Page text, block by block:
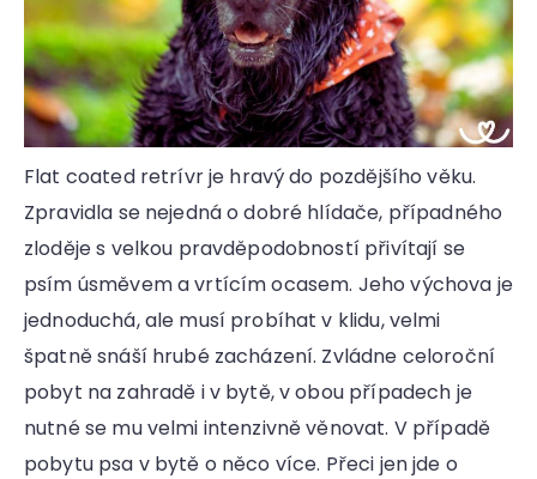
Flat coated retrívr je hravý do pozdějšího věku.
Zpravidla se nejedná o dobré hlídače, případného
zloděje s velkou pravděpodobností přivítají se
psím úsměvem a vrtícím ocasem. Jeho výchova je
jednoduchá, ale musí probíhat v klidu, velmi
špatně snáší hrubé zacházení. Zvládne celoroční
pobyt na zahradě i v bytě, v obou případech je
nutné se mu velmi intenzivně věnovat. V případě
pobytu psa v bytě o něco více. Přeci jen jde o